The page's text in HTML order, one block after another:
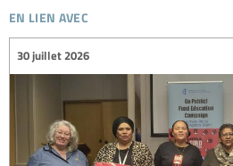
en lien avec
30 juillet 2026